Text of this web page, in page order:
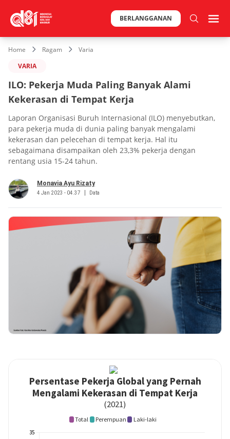
BERLANGGANAN
Home Ragam
Varia
VARIA
ILO: Pekerja Muda Paling Banyak Alami
Kekerasan di Tempat Kerja
Laporan Organisasi Buruh Internasional (ILO) menyebutkan,
para pekerja muda di dunia paling banyak mengalami
kekerasan dan pelecehan di tempat kerja. Hal itu
sebagaimana disampaikan oleh 23,3% pekerja dengan
rentang usia 15-24 tahun.
Monavia Ayu Rizaty
4 Jan 2023 - 04.37 Data